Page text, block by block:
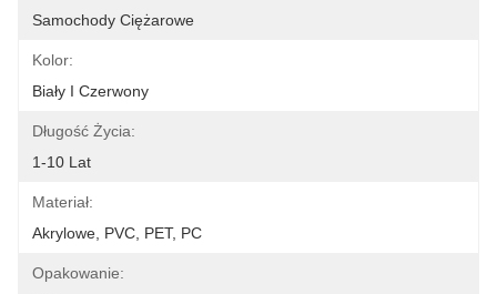
Samochody Ciężarowe
Kolor:
Biały I Czerwony
Długość Życia:
1-10 Lat
Materiał:
Akrylowe, PVC, PET, PC
Opakowanie: